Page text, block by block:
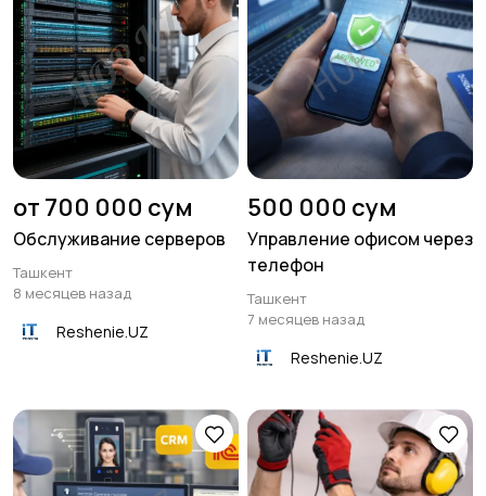
от 700 000 сум
Обслуживание серверов
Ташкент
8 месяцев назад
Reshenie.UZ
500 000 сум
Управление офисом через
телефон
Ташкент
7 месяцев назад
Reshenie.UZ